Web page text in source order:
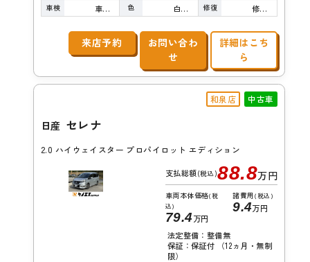
車検 車検整備付 色 白真珠 修復 修復歴無し
来店予約
お問い合わ
せ
詳細はこち
ら
和泉店 中古車
日産 セレナ
2.0 ハイウェイスター プロパイロット エディション
支払総額(税込)88.8万円
車両本体価格(税
込)
79.4万円
諸費用 (税込)
9.4万円
法定整備：整備無
保証：保証付 （12ヵ月・無制
限）